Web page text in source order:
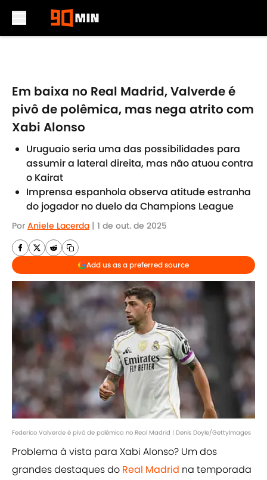
Em baixa no Real Madrid, Valverde é
pivô de polêmica, mas nega atrito com
Xabi Alonso
Uruguaio seria uma das possibilidades para
assumir a lateral direita, mas não atuou contra
o Kairat
Imprensa espanhola observa atitude estranha
do jogador no duelo da Champions League
Por Aniele Lacerda | 1 de out. de 2025
Add us as a preferred source
Federico Valverde é pivô de polêmica no Real Madrid | Denis Doyle/GettyImages
Problema à vista para Xabi Alonso? Um dos
grandes destaques do Real Madrid na temporada